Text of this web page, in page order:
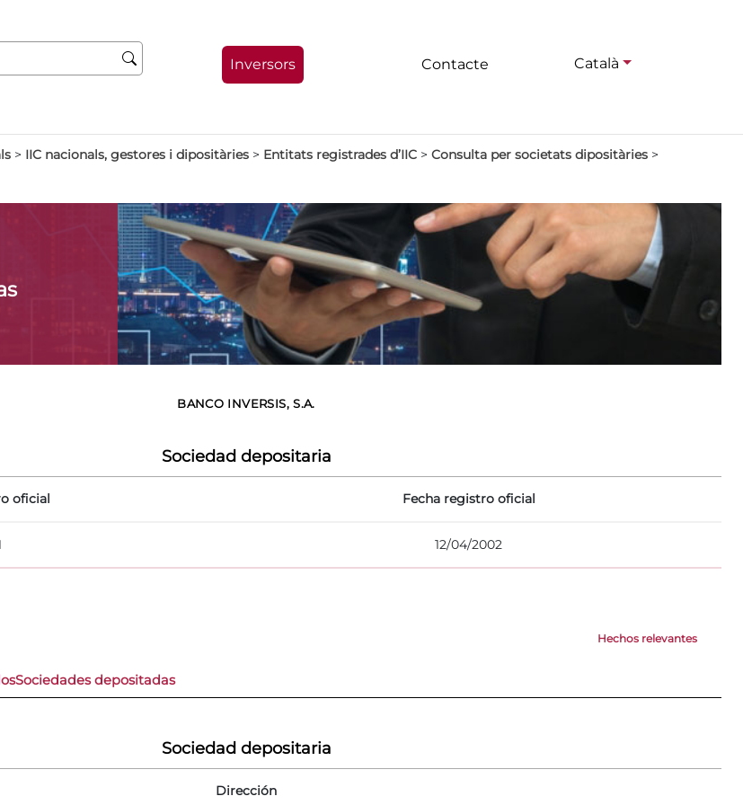
Inversors Contacte Català
> IIC nacionals, gestores i dipositàries > Entitats registrades d’IIC > Consulta per societats dipositàries >
BANCO INVERSIS, S.A.
Sociedad depositaria
oficial Fecha registro oficial
12/04/2002
Hechos relevantes
Sociedades depositadas
Sociedad depositaria
Dirección